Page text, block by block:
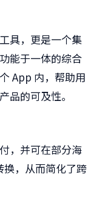
具，更是一个集
能于一体的综合
App 内，帮助用
品的可及性。
，并可在部分海
，从而简化了跨